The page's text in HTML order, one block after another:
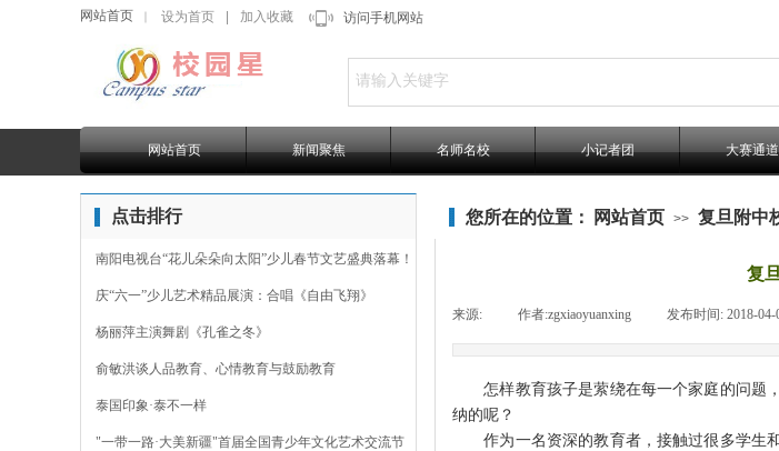
访问手机网站
网站首页 设为首页 加入收藏
网站首页 新闻聚焦 名师名校 小记者团 大赛通道
点击排行 您所在的位置： 网站首页 >> 复旦附中
复
来源: 作者:zgxiaoyuanxing 发布时间: 2018-04-
怎样教育孩子是萦绕在每一个家庭的问题，
纳的呢？
作为一名资深的教育者，接触过很多学生和
南阳电视台“花儿朵朵向太阳”少儿春节文艺盛典落幕！
庆“六一”少儿艺术精品展演：合唱《自由飞翔》
杨丽萍主演舞剧《孔雀之冬》
俞敏洪谈人品教育、心情教育与鼓励教育
泰国印象·泰不一样
"一带一路·大美新疆"首届全国青少年文化艺术交流节